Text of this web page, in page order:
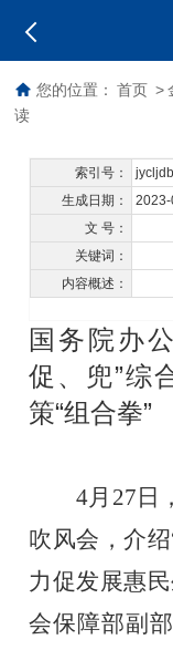
您的位置： 首页 >
读
索引号：
生成日期：
文 号：
关键词：
内容概述：
国务院办
促、兜”综
策“组合拳”
4月27日
吹风会，介
力促发展惠
会保障部副